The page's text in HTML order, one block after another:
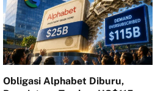
Obligasi Alphabet Diburu,